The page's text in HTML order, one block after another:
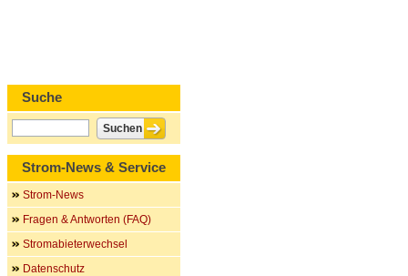
Suche
Strom-News & Service
Strom-News
Fragen & Antworten (FAQ)
Stromabieterwechsel
Datenschutz